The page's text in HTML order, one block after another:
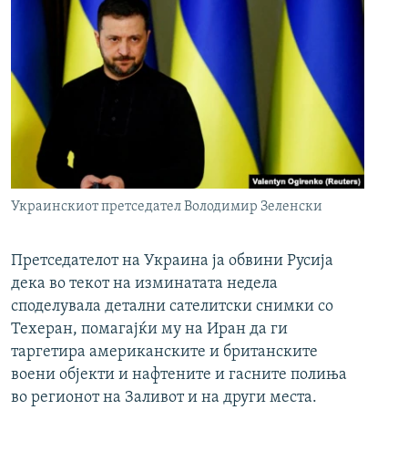
Украинскиот претседател Володимир Зеленски
Претседателот на Украина ја обвини Русија
дека во текот на изминатата недела
споделувала детални сателитски снимки со
Техеран, помагајќи му на Иран да ги
таргетира американските и британските
воени објекти и нафтените и гасните полиња
во регионот на Заливот и на други места.